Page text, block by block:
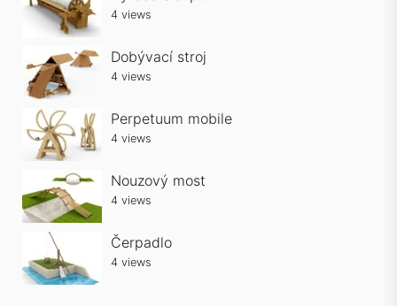
4 views
Dobývací stroj
4 views
Perpetuum mobile
4 views
Nouzový most
4 views
Čerpadlo
4 views